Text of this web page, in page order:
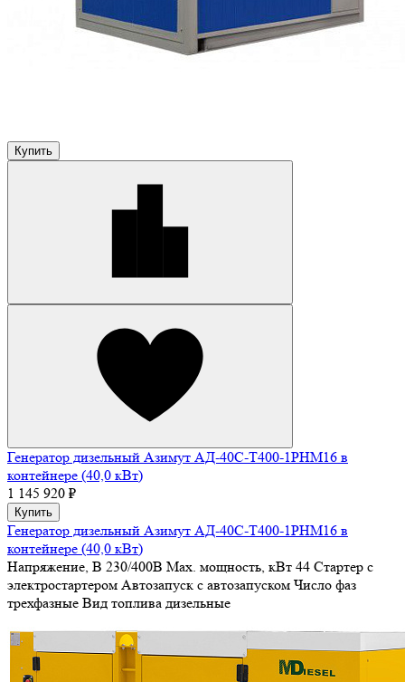
Купить
Генератор дизельный Азимут АД-40С-Т400-1РHМ16 в
контейнере (40,0 кВт)
1 145 920 ₽
Купить
Генератор дизельный Азимут АД-40С-Т400-1РHМ16 в
контейнере (40,0 кВт)
Напряжение, В 230/400В Max. мощность, кВт 44 Стартер с
электростартером Автозапуск с автозапуском Число фаз
трехфазные Вид топлива дизельные